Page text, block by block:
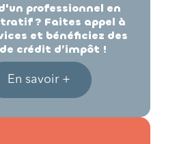
professionnel en
? Faites appel à
et bénéficiez des
crédit d’impôt !
En savoir +